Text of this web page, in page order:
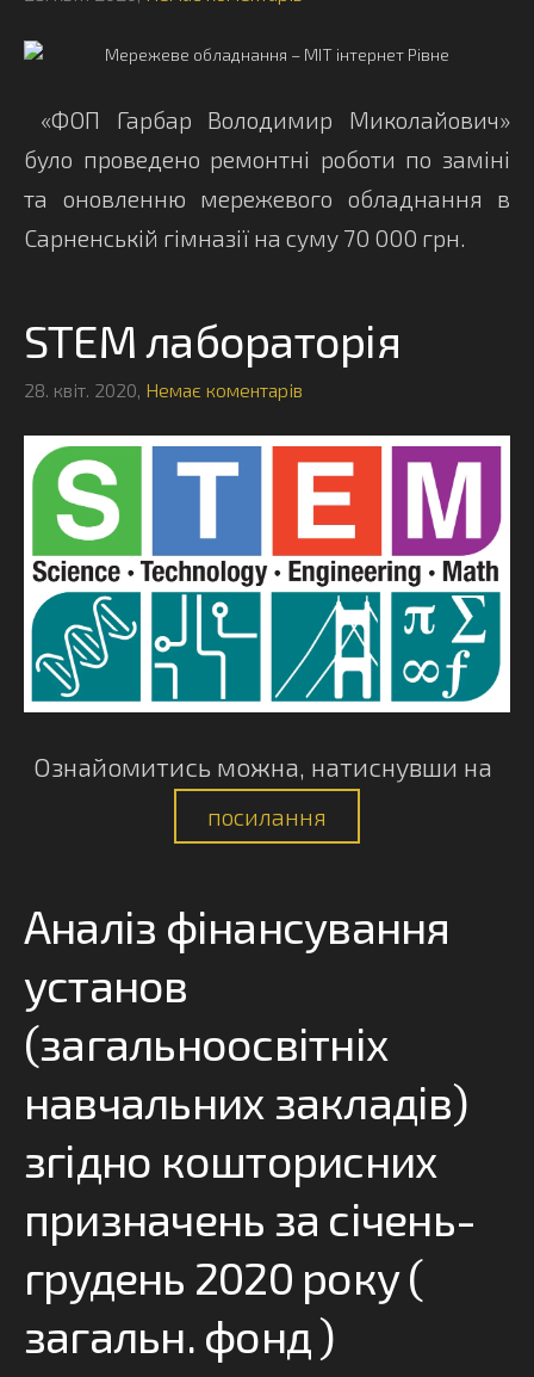
«ФОП Гарбар Володимир Миколайович»
було проведено ремонтні роботи по заміні
та оновленню мережевого обладнання в
Сарненській гімназії на суму 70 000 грн.
STEM лабораторія
28. квіт. 2020, Немає коментарів
Ознайомитись можна, натиснувши на
посилання
Аналіз фінансування
установ
(загальноосвітніх
навчальних закладів)
згідно кошторисних
призначень за січень-
грудень 2020 року (
загальн. фонд )